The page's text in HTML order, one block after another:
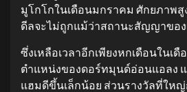
มูโกโกในเดือนมกราคม ศักยภาพสู
ดีลจะไม่ถูกแม้ว่าสถานะสัญญาของ
ซึ่งเหลือเวลาอีกเพียงหกเดือนในเ
ตําแหน่งของดอร์ทมุนด์อ่อนแอลง
แฮมดีขึ้นเล็กน้อย ส่วนรางวัลที่ใหญ่